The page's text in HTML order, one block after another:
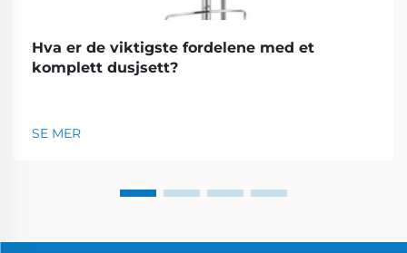
Hva er de viktigste fordelene med et
komplett dusjsett?
SE MER